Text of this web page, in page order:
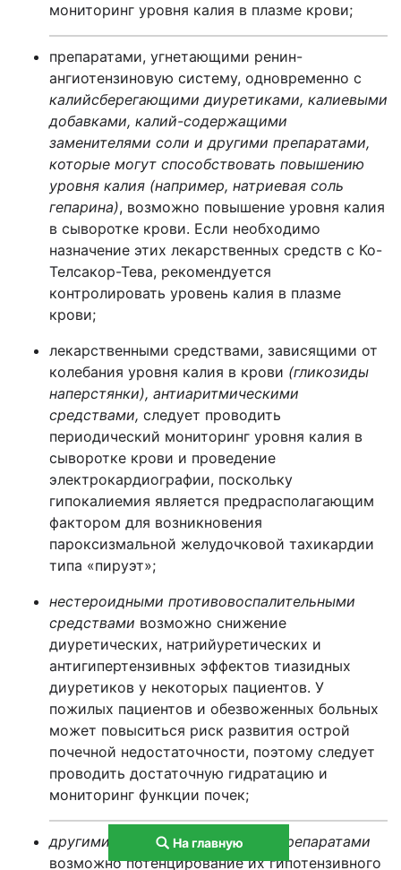
мониторинг уровня калия в плазме крови;
препаратами, угнетающими ренин-
ангиотензиновую систему, одновременно с
калийсберегающими диуретиками, калиевыми
добавками, калий-содержащими
заменителями соли и другими препаратами,
которые могут способствовать повышению
уровня калия (например, натриевая соль
гепарина), возможно повышение уровня калия
в сыворотке крови. Если необходимо
назначение этих лекарственных средств с Ко-
Телсакор-Тева, рекомендуется
контролировать уровень калия в плазме
крови;
лекарственными средствами, зависящими от
колебания уровня калия в крови (гликозиды
наперстянки), антиаритмическими
средствами, следует проводить
периодический мониторинг уровня калия в
сыворотке крови и проведение
электрокардиографии, поскольку
гипокалиемия является предрасполагающим
фактором для возникновения
пароксизмальной желудочковой тахикардии
типа «пируэт»;
нестероидными противовоспалительными
средствами возможно снижение
диуретических, натрийуретических и
антигипертензивных эффектов тиазидных
диуретиков у некоторых пациентов. У
пожилых пациентов и обезвоженных больных
может повыситься риск развития острой
почечной недостаточности, поэтому следует
проводить достаточную гидратацию и
мониторинг функции почек;
другими антигипертензивными препаратами
возможно потенцирование их гипотензивного
На главную